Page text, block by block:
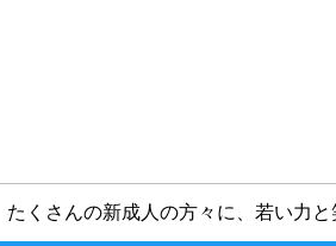
たくさんの新成人の方々に、若い力